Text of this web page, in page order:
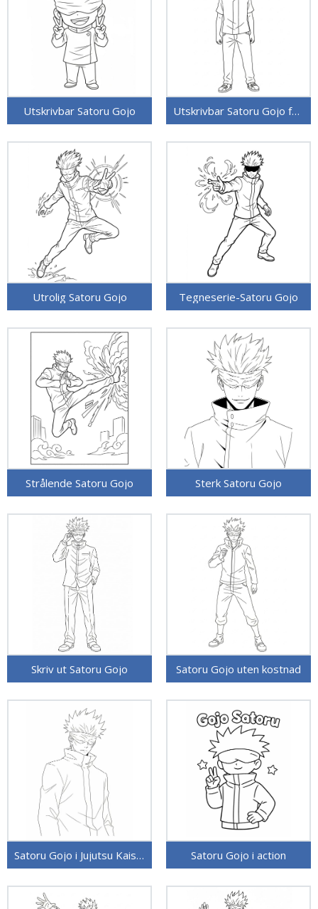
Utskrivbar Satoru Gojo Utskrivbar Satoru Gojo for barn
Utrolig Satoru Gojo Tegneserie-Satoru Gojo
Strålende Satoru Gojo Sterk Satoru Gojo
Skriv ut Satoru Gojo Satoru Gojo uten kostnad
Satoru Gojo i Jujutsu Kaisen Satoru Gojo i action